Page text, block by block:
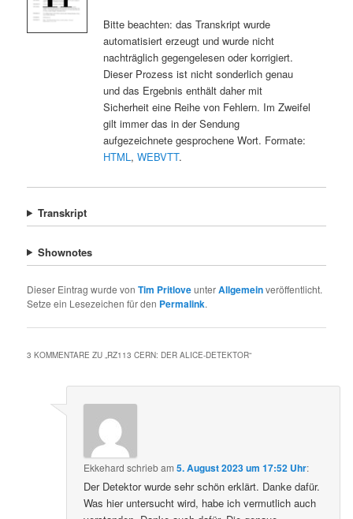
Bitte beachten: das Transkript wurde
automatisiert erzeugt und wurde nicht
nachträglich gegengelesen oder korrigiert.
Dieser Prozess ist nicht sonderlich genau
und das Ergebnis enthält daher mit
Sicherheit eine Reihe von Fehlern. Im Zweifel
gilt immer das in der Sendung
aufgezeichnete gesprochene Wort. Formate:
HTML, WEBVTT.
Transkript
Shownotes
Dieser Eintrag wurde vonTim PritloveunterAllgemeinveröffentlicht.
Setze ein Lesezeichen für den Permalink.
3 KOMMENTARE ZU „RZ113 CERN: DER ALICE-DETEKTOR“
Ekkehard schriebam5. August 2023 um 17:52 Uhr:
Der Detektor wurde sehr schön erklärt. Danke dafür.
Was hier untersucht wird, habe ich vermutlich auch